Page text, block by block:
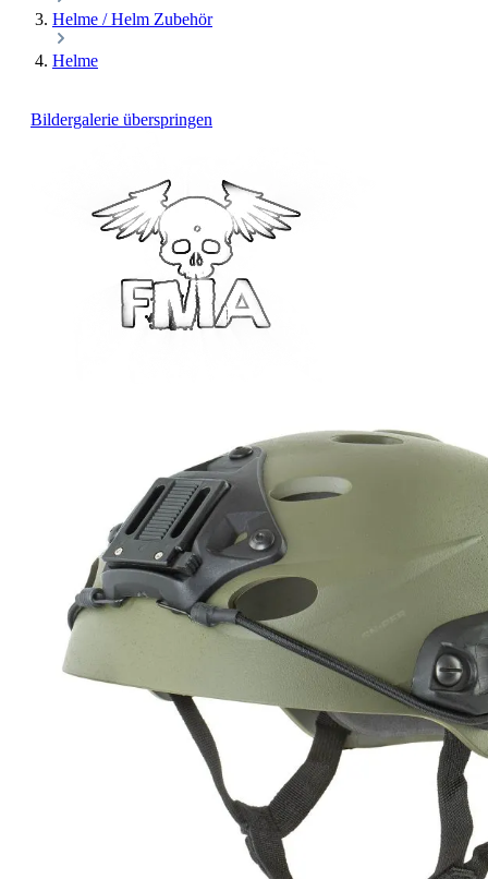
Helme / Helm Zubehör
Helme
Bildergalerie überspringen